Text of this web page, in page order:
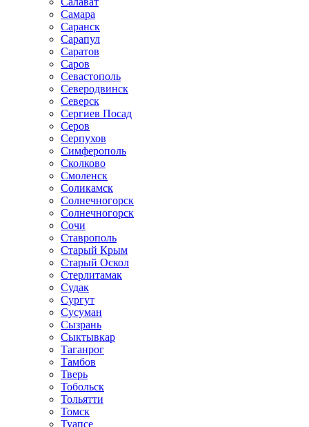
Самара
Саранск
Сарапул
Саратов
Саров
Севастополь
Северодвинск
Северск
Сергиев Посад
Серов
Серпухов
Симферополь
Сколково
Смоленск
Соликамск
Солнечногорск
Солнечногорск
Сочи
Ставрополь
Старый Крым
Старый Оскол
Стерлитамак
Судак
Сургут
Сусуман
Сызрань
Сыктывкар
Таганрог
Тамбов
Тверь
Тобольск
Тольятти
Томск
Туапсе